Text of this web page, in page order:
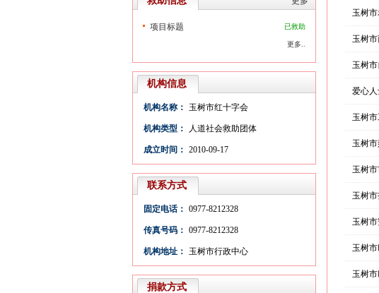
已救助
项目标题
更多..
机构信息
机构名称： 玉树市红十字会
机构类型： 人道社会救助团体
成立时间： 2010-09-17
联系方式
固定电话： 0977-8212328
传真号码： 0977-8212328
机构地址： 玉树市行政中心
捐款方式
玉树
部
玉树
限公司
玉树
爱心
玉树
玉树
限公司
玉树
理办公
玉树
达村
玉树
玉树
干部职
玉树